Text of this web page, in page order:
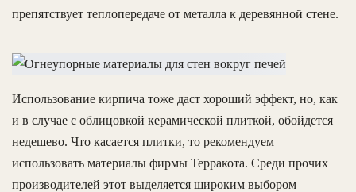
препятствует теплопередаче от металла к деревянной стене.
Использование кирпича тоже даст хороший эффект, но, как
и в случае с облицовкой керамической плиткой, обойдется
недешево. Что касается плитки, то рекомендуем
использовать материалы фирмы Терракота. Среди прочих
производителей этот выделяется широким выбором